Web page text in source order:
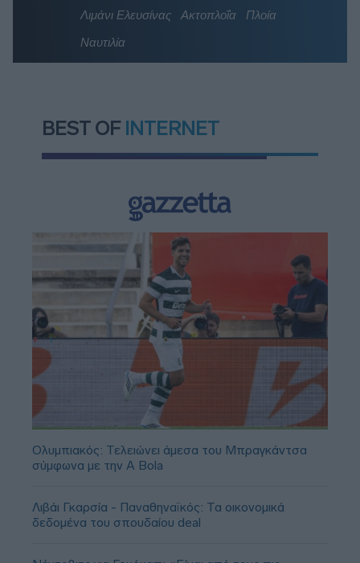
Λιμάνι Ελευσίνας Ακτοπλοΐα
Πλοία
Ναυτιλία
BEST OF INTERNET
Ολυμπιακός: Τελειώνει άμεσα του Μπραγκάντσα
σύμφωνα με την A Bola
Λιβάι Γκαρσία - Παναθηναϊκός: Τα οικονομικά
δεδομένα του σπουδαίου deal